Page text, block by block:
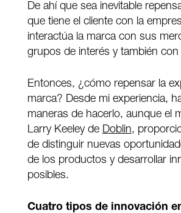
De ahí que sea inevitable
que tiene el cliente con la
interactúa la marca con sus
grupos de interés y también con
Entonces, ¿cómo repensar la
marca? Desde mi experiencia,
maneras de hacerlo, aunque el
Larry Keeley de Doblin,
de distinguir nuevas
de los productos y desarrollar
posibles.
Cuatro tipos de innovación